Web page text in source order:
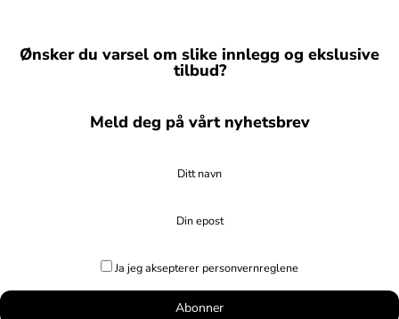
Ønsker du varsel om slike innlegg og ekslusive
tilbud?
Meld deg på vårt nyhetsbrev
Ditt navn
Din epost
Ja jeg aksepterer personvernreglene